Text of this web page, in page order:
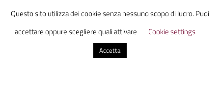
sono restati anche dopo la fine del liceo,
redazione; ci sono anche alcuni i blogger che
stanno ora affrontando la maturità, ma che nel
Questo sito utilizza dei cookie senza nessuno scopo di lucro. Puoi
accettare oppure scegliere quali attivare
Cookie settings
Accetta